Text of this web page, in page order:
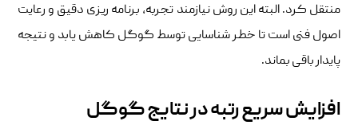
منتقل کرد. البته این روش نیازمند تجربه، برنامه ریزی دقیق و رعایت
اصول فنی است تا خطر شناسایی توسط گوگل کاهش یابد و نتیجه
پایدار باقی بماند.
افزایش سریع رتبه در نتایج گوگل